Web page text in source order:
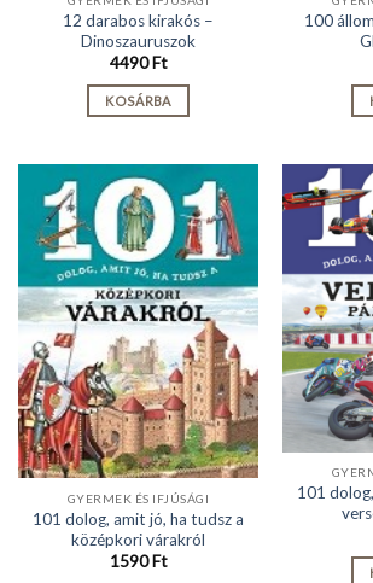
12 darabos kirakós –
Dinoszauruszok
4490Ft
KOSÁRBA
100
GYERMEK ÉS IFJÚSÁGI
101 dolog, amit jó, ha tudsz a
középkori várakról
1590Ft
101